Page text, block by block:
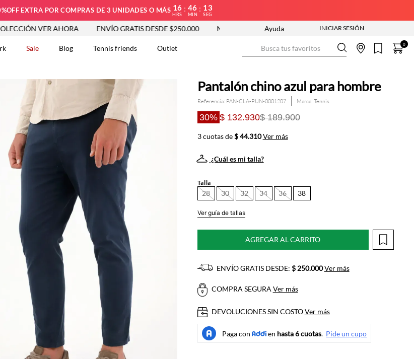
EXTRA POR COMPRAS DE 3 UNIDADES O MÁS 16
HRS
: 46
MIN
: 12
SEG
VER AHORA ENVÍO GRATIS DESDE $250.000 NUEVA COLECCIÓN ENTRA YA ENVÍO GRATIS DESDE $250.000
Ayuda
Sale Blog Tennis friends Outlet 0
Pantalón chino azul para hombre
Referencia: PAN-CLA-PUN-0001207 Tennis
30% $ 132.930$ 189.900
3 cuotas de$ 44.310 Ver más
¿Cuál es mi talla?
Talla
28 30 32 34 36 38
Ver guía de tallas
AGREGAR AL CARRITO
ENVÍO GRATIS DESDE: $ 250.000 Ver más
COMPRA SEGURA Ver más
DEVOLUCIONES SIN COSTOVer más